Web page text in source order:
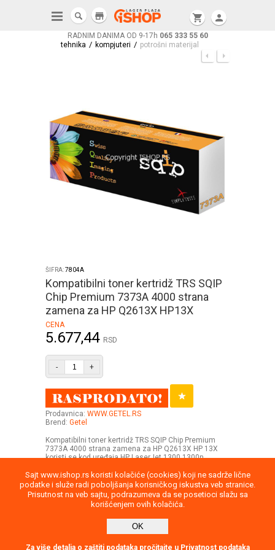
Sajt www.ishop.rs koristi kolačiće (cookies) koji ne sadrže lične
podatke i služe radi poboljšanja korisničkog iskustva veb stranice.
Prisutnost na veb sajtu, podrazumeva da se posetioci slažu sa
korišćenjem ovih kolačića.
OK
Za više detalja o zaštiti podataka pročitajte u Privatnost podataka
RADNIM DANIMA OD 9-17h 065 333 55 60
shopping_cart person
store
tehnika / kompjuteri / potrošni materijal
ŠIFRA:7804A
Kompatibilni toner kertridž TRS SQIP
Chip Premium 7373A 4000 strana
zamena za HP Q2613X HP13X
CENA
5.677,44 RSD
- +
Prodavnica: WWW.GETEL.RS
Brend: Getel
Kompatibilni toner kertridž TRS SQIP Chip Premium
7373A 4000 strana zamena za HP Q2613X HP 13X
koristi se kod uređaja HP LaserJet 1300 1300n
Privatnost podataka Kontakt